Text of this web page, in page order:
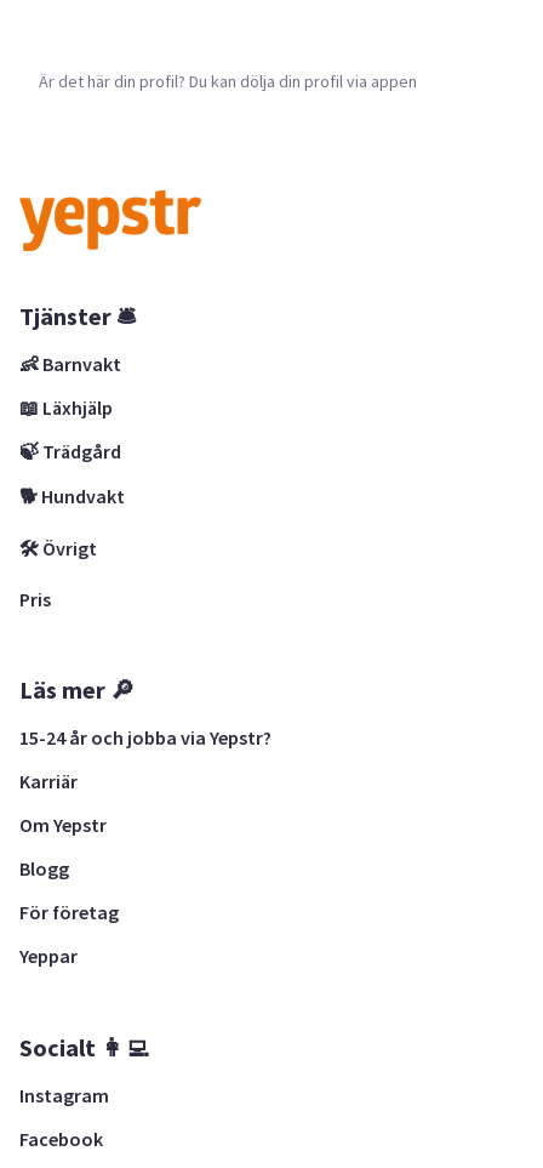
Är det här din profil? Du kan dölja din profil via appen
Tjänster 🛎
👶 Barnvakt
📖 Läxhjälp
🍃 Trädgård
🐕 Hundvakt
🛠 Övrigt
Pris
Läs mer 🔎
15-24 år och jobba via Yepstr?
Karriär
Om Yepstr
Blogg
För företag
Yeppar
Socialt 👩‍💻
Instagram
Facebook